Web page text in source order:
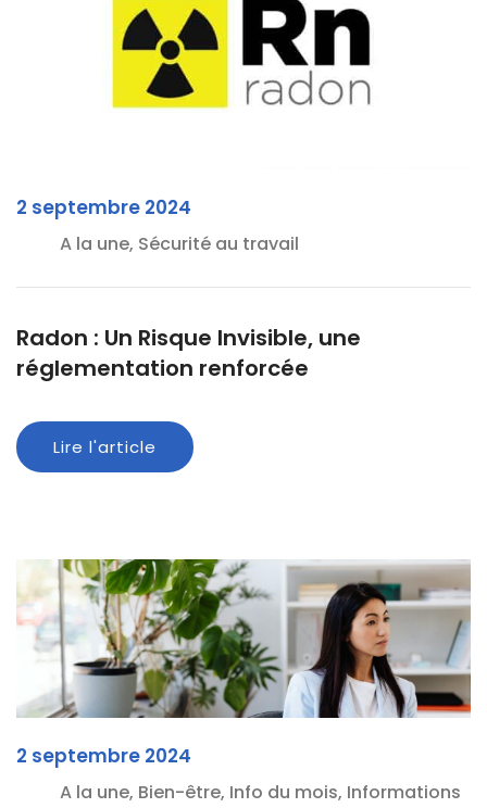
2 septembre 2024
A la une, Sécurité au travail
Radon : Un Risque Invisible, une
réglementation renforcée
Lire l'article
2 septembre 2024
A la une, Bien-être, Info du mois, Informations